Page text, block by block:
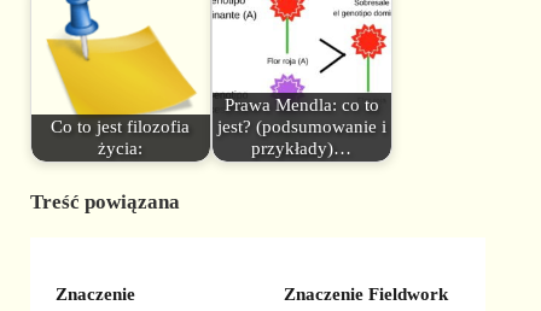
Co to jest filozofia
życia:
Prawa Mendla: co to
jest? (podsumowanie i
przykłady)…
Treść powiązana
Znaczenie
Znaczenie Fieldwork